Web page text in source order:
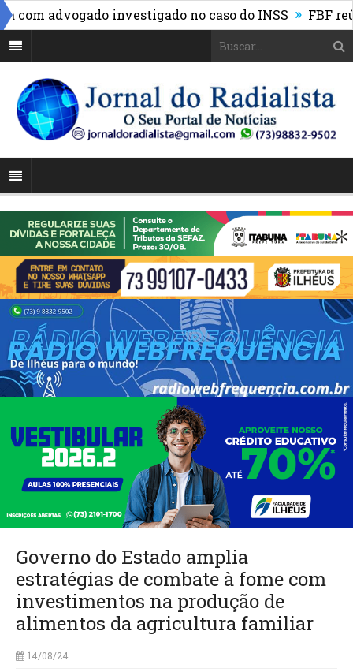
advogado investigado no caso do INSS » FBF reúne
Governo do Estado amplia
estratégias de combate à fome com
investimentos na produção de
alimentos da agricultura familiar
14/08/24